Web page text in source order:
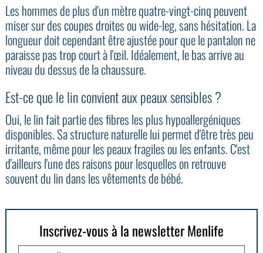
Les hommes de plus d'un mètre quatre-vingt-cinq peuvent
miser sur des coupes droites ou wide-leg, sans hésitation. La
longueur doit cependant être ajustée pour que le pantalon ne
paraisse pas trop court à l'œil. Idéalement, le bas arrive au
niveau du dessus de la chaussure.
Est-ce que le lin convient aux peaux sensibles ?
Oui, le lin fait partie des fibres les plus hypoallergéniques
disponibles. Sa structure naturelle lui permet d'être très peu
irritante, même pour les peaux fragiles ou les enfants. C'est
d'ailleurs l'une des raisons pour lesquelles on retrouve
souvent du lin dans les vêtements de bébé.
Inscrivez-vous à la newsletter Menlife